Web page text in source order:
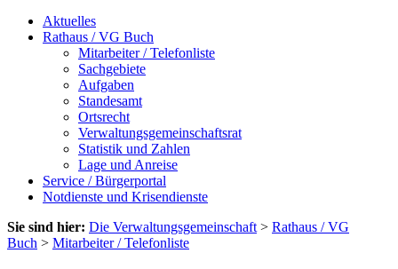
Aktuelles
Rathaus / VG Buch
Mitarbeiter / Telefonliste
Sachgebiete
Aufgaben
Standesamt
Ortsrecht
Verwaltungsgemeinschaftsrat
Statistik und Zahlen
Lage und Anreise
Service / Bürgerportal
Notdienste und Krisendienste
Sie sind hier: Die Verwaltungsgemeinschaft > Rathaus / VG
Buch > Mitarbeiter / Telefonliste